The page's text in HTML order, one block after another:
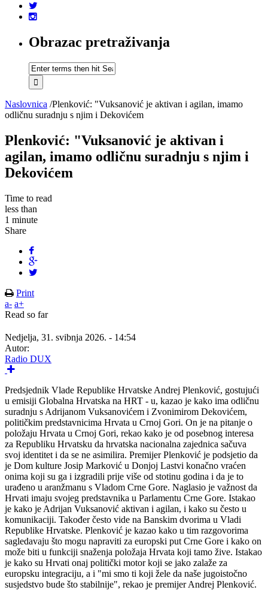
Obrazac pretraživanja
Naslovnica /Plenković: "Vuksanović je aktivan i agilan, imamo
odličnu suradnju s njim i Dekovićem
Plenković: "Vuksanović je aktivan i
agilan, imamo odličnu suradnju s njim i
Dekovićem
Time to read
less than
1 minute
Share
Print
a- a+
Read so far
Nedjelja, 31. svibnja 2026. - 14:54
Autor:
Radio DUX
Predsjednik Vlade Republike Hrvatske Andrej Plenković, gostujući
u emisiji Globalna Hrvatska na HRT - u, kazao je kako ima odličnu
suradnju s Adrijanom Vuksanovićem i Zvonimirom Dekovićem,
političkim predstavnicima Hrvata u Crnoj Gori. On je na pitanje o
položaju Hrvata u Crnoj Gori, rekao kako je od posebnog interesa
za Republiku Hrvatsku da hrvatska nacionalna zajednica sačuva
svoj identitet i da se ne asimilira. Premijer Plenković je podsjetio da
je Dom kulture Josip Marković u Donjoj Lastvi konačno vraćen
onima koji su ga i izgradili prije više od stotinu godina i da je to
urađeno u aranžmanu s Vladom Crne Gore. Naglasio je važnost da
Hrvati imaju svojeg predstavnika u Parlamentu Crne Gore. Istakao
je kako je Adrijan Vuksanović aktivan i agilan, i kako su često u
komunikaciji. Također često vide na Banskim dvorima u Vladi
Republike Hrvatske. Plenković je kazao kako u tim razgovorima
sagledavaju što mogu napraviti za europski put Crne Gore i kako on
može biti u funkciji snaženja položaja Hrvata koji tamo žive. Istakao
je kako su Hrvati onaj politički motor koji se jako zalaže za
europsku integraciju, a i "mi smo ti koji žele da naše jugoistočno
susjedstvo bude što stabilnije", rekao je premijer Andrej Plenković.